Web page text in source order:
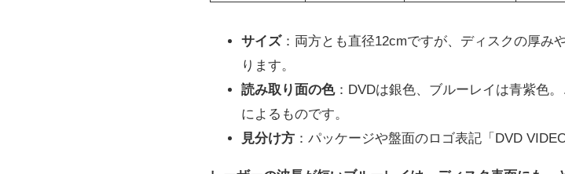
サイズ：両方とも直径12cmですが、ディスクの厚み
ります。
読み取り面の色：DVDは銀色、ブルーレイは青紫色
によるものです。
見分け方 ：パッケージや盤面のロゴ表記「DVD